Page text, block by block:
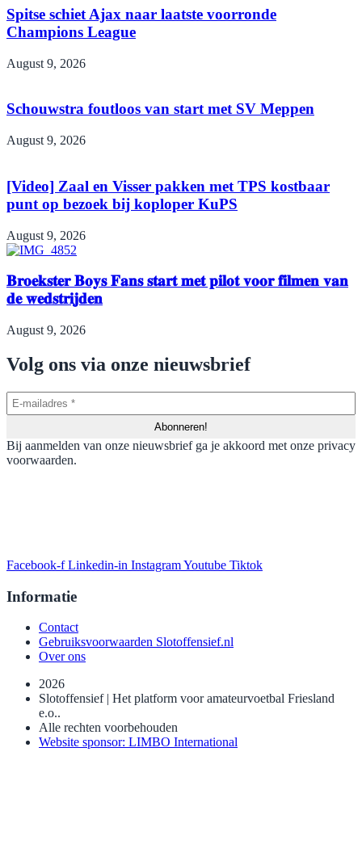
Spitse schiet Ajax naar laatste voorronde
Champions League
August 9, 2026
Schouwstra foutloos van start met SV Meppen
August 9, 2026
[Video] Zaal en Visser pakken met TPS kostbaar
punt op bezoek bij koploper KuPS
August 9, 2026
𝐁𝐫𝐨𝐞𝐤𝐬𝐭𝐞𝐫 𝐁𝐨𝐲𝐬 𝐅𝐚𝐧𝐬 𝐬𝐭𝐚𝐫𝐭 𝐦𝐞𝐭 𝐩𝐢𝐥𝐨𝐭 𝐯𝐨𝐨𝐫 𝐟𝐢𝐥𝐦𝐞𝐧 𝐯𝐚𝐧
𝐝𝐞 𝐰𝐞𝐝𝐬𝐭𝐫𝐢𝐣𝐝𝐞𝐧
August 9, 2026
Volg ons via onze nieuwsbrief
Bij aanmelden van onze nieuwsbrief ga je akkoord met onze privacy
voorwaarden.
Facebook-f Linkedin-in InstagramYoutube Tiktok
Informatie
Contact
Gebruiksvoorwaarden Slotoffensief.nl
Over ons
2026
Slotoffensief | Het platform voor amateurvoetbal Friesland
e.o..
Alle rechten voorbehouden
Website sponsor: LIMBO International